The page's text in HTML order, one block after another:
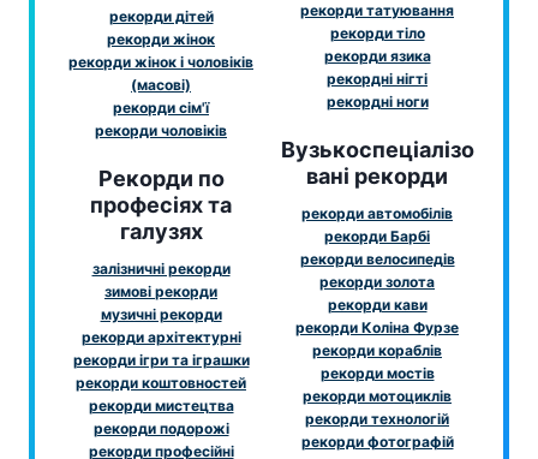
рекорди дітей
рекорди жінок
рекорди жінок і чоловіків
(масові)
рекорди сім'ї
рекорди чоловіків
Рекорди по
професіях та
галузях
залізничні рекорди
зимові рекорди
музичні рекорди
рекорди архітектурні
рекорди ігри та іграшки
рекорди коштовностей
рекорди мистецтва
рекорди подорожі
рекорди професійні
рекорди татуювання
рекорди тіло
рекорди язика
рекордні нігті
рекордні ноги
Вузькоспеціалізо
вані рекорди
рекорди автомобілів
рекорди Барбі
рекорди велосипедів
рекорди золота
рекорди кави
рекорди Коліна Фурзе
рекорди кораблів
рекорди мостів
рекорди мотоциклів
рекорди технологій
рекорди фотографій